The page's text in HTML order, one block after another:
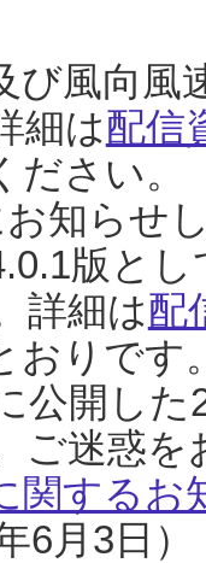
び風向風
細は配信
ださい。
知らせ
版と
詳細は配
おりです
公開し
ご迷惑
関するお
6月3日）